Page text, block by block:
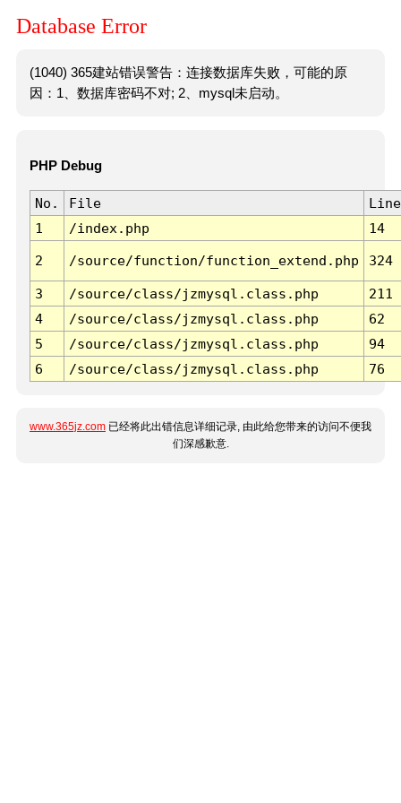
Database Error
(1040) 365建站错误警告：连接数据库失败，可能的原
因：1、数据库密码不对; 2、mysql未启动。
PHP Debug
No. File
Line
1
/index.php 14
2 /source/function/function_extend.php 324
3 /source/class/jzmysql.class.php
211
4
/source/class/jzmysql.class.php
62
5
/source/class/jzmysql.class.php
94
6
/source/class/jzmysql.class.php 76
www.365jz.com 已经将此出错信息详细记录, 由此给您带来的访问不便我
们深感歉意.